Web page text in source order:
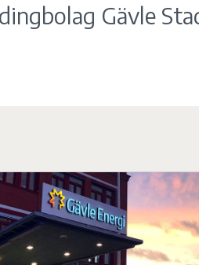
Gävle